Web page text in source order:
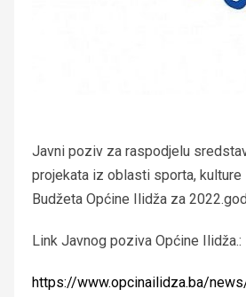
Javni poziv za raspodjelu
projekata iz oblasti sporta,
Budžeta Općine Ilidža za
Link Javnog poziva Općine Ilidža.:
https://www.opcinailidza.ba/